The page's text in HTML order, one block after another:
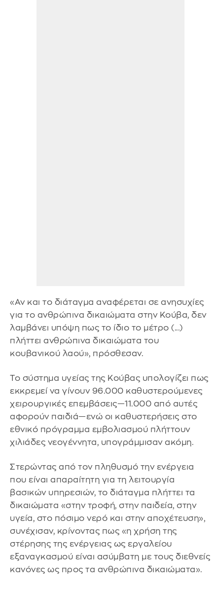
«Αν και το διάταγμα αναφέρεται σε ανησυχίες
για το ανθρώπινα δικαιώματα στην Κούβα, δεν
λαμβάνει υπόψη πως το ίδιο το μέτρο (...)
πλήττει ανθρώπινα δικαιώματα του
κουβανικού λαού», πρόσθεσαν.
Το σύστημα υγείας της Κούβας υπολογίζει πως
εκκρεμεί να γίνουν 96.000 καθυστερούμενες
χειρουργικές επεμβάσεις—11.000 από αυτές
αφορούν παιδιά—ενώ οι καθυστερήσεις στο
εθνικό πρόγραμμα εμβολιασμού πλήττουν
χιλιάδες νεογέννητα, υπογράμμισαν ακόμη.
Στερώντας από τον πληθυσμό την ενέργεια
που είναι απαραίτητη για τη λειτουργία
βασικών υπηρεσιών, το διάταγμα πλήττει τα
δικαιώματα «στην τροφή, στην παιδεία, στην
υγεία, στο πόσιμο νερό και στην αποχέτευση»,
συνέχισαν, κρίνοντας πως «η χρήση της
στέρησης της ενέργειας ως εργαλείου
εξαναγκασμού είναι ασύμβατη με τους διεθνείς
κανόνες ως προς τα ανθρώπινα δικαιώματα».